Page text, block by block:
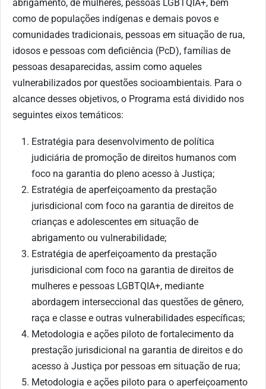
abrigamento, de mulheres, pessoas LGBTQIA+, bem
como de populações indígenas e demais povos e
comunidades tradicionais, pessoas em situação de rua,
idosos e pessoas com deficiência (PcD), famílias de
pessoas desaparecidas, assim como aqueles
vulnerabilizados por questões socioambientais. Para o
alcance desses objetivos, o Programa está dividido nos
seguintes eixos temáticos:
Estratégia para desenvolvimento de política
judiciária de promoção de direitos humanos com
foco na garantia do pleno acesso à Justiça;
Estratégia de aperfeiçoamento da prestação
jurisdicional com foco na garantia de direitos de
crianças e adolescentes em situação de
abrigamento ou vulnerabilidade;
Estratégia de aperfeiçoamento da prestação
jurisdicional com foco na garantia de direitos de
mulheres e pessoas LGBTQIA+, mediante
abordagem interseccional das questões de gênero,
raça e classe e outras vulnerabilidades específicas;
Metodologia e ações piloto de fortalecimento da
prestação jurisdicional na garantia de direitos e do
acesso à Justiça por pessoas em situação de rua;
Metodologia e ações piloto para o aperfeiçoamento